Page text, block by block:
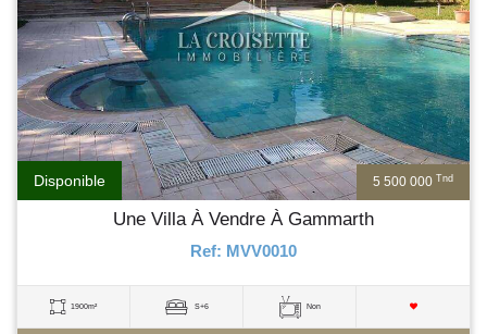
5 500 000 Tnd
Disponible
Une Villa À Vendre À Gammarth
Ref: MVV0010
1900m² S+6 Non